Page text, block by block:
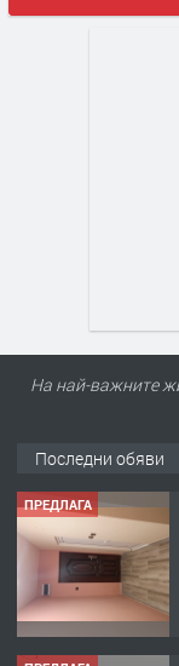
На най-важните
Последни обяви
ПРЕДЛАГА